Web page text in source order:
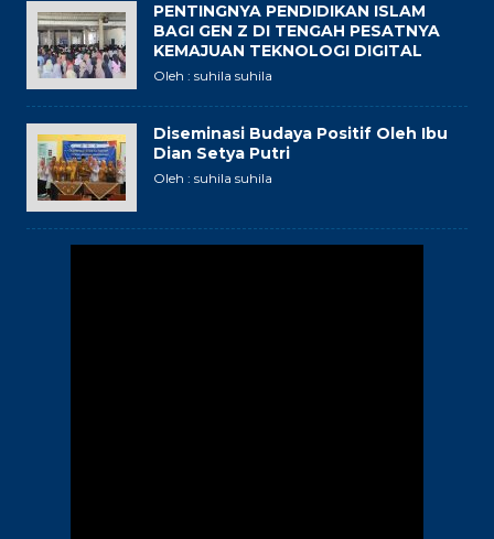
PENTINGNYA PENDIDIKAN ISLAM
BAGI GEN Z DI TENGAH PESATNYA
KEMAJUAN TEKNOLOGI DIGITAL
Oleh : suhila suhila
Diseminasi Budaya Positif Oleh Ibu
Dian Setya Putri
Oleh : suhila suhila